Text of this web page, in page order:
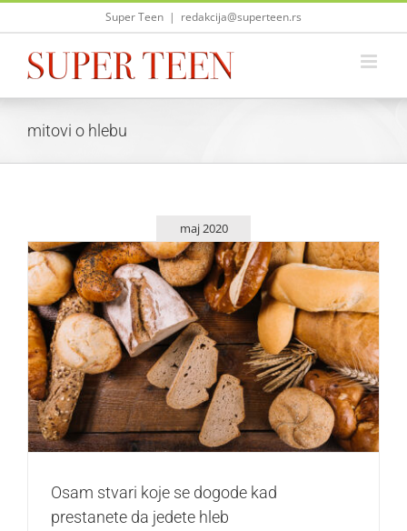
Skip
Super Teen | redakcija@superteen.rs
mitovi o hlebu
maj 2020
Osam stvari koje se dogode kad prestanete da jedete hleb
Saveti
Osam stvari koje se dogode kad
prestanete da jedete hleb